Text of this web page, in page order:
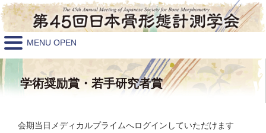
MENU OPEN
学術奨励賞・若手研究者賞
会期当日メディカルプライムへログインしていただけます